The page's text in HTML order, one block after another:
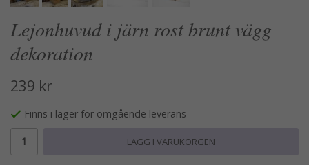
Lejonhuvud i järn rost brunt vägg
dekoration
239 kr
Finns i lager för omgående leverans
LÄGG I VARUKORGEN